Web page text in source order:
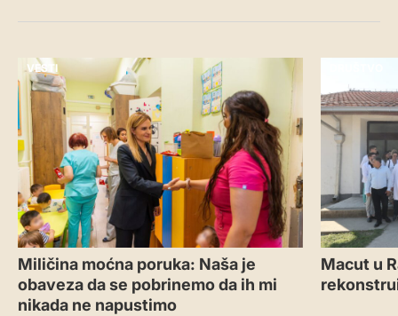
VESTI
Miličina moćna poruka: Naša je
obaveza da se pobrinemo da ih mi
nikada ne napustimo
Macut u